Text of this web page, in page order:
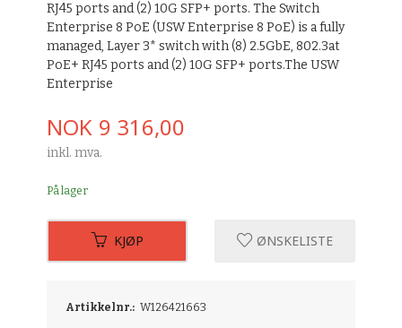
RJ45 ports and (2) 10G SFP+ ports. The Switch
Enterprise 8 PoE (USW Enterprise 8 PoE) is a fully
managed, Layer 3* switch with (8) 2.5GbE, 802.3at
PoE+ RJ45 ports and (2) 10G SFP+ ports.The USW
Enterprise
Pris
NOK 9 316,00
inkl. mva.
På lager
KJØP ØNSKELISTE
Artikkelnr.: W126421663